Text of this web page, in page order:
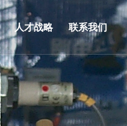
人才战略 联系我们